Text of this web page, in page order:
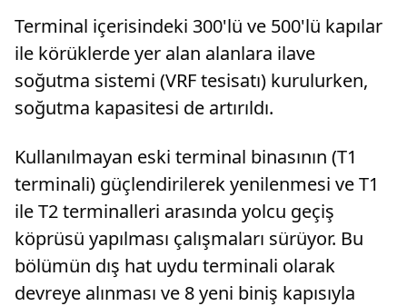
Terminal içerisindeki 300'lü ve 500'lü kapılar
ile körüklerde yer alan alanlara ilave
soğutma sistemi (VRF tesisatı) kurulurken,
soğutma kapasitesi de artırıldı.
Kullanılmayan eski terminal binasının (T1
terminali) güçlendirilerek yenilenmesi ve T1
ile T2 terminalleri arasında yolcu geçiş
köprüsü yapılması çalışmaları sürüyor. Bu
bölümün dış hat uydu terminali olarak
devreye alınması ve 8 yeni biniş kapısıyla